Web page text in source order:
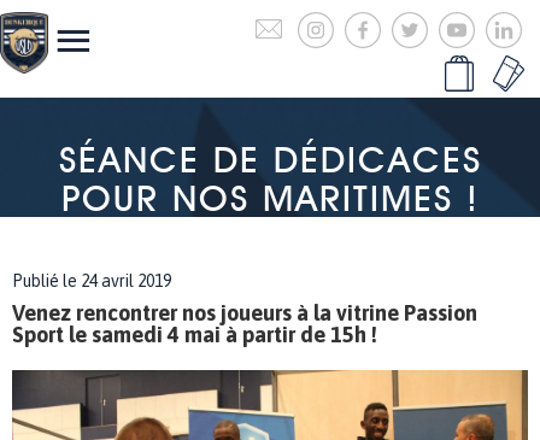
SÉANCE DE DÉDICACES
POUR NOS MARITIMES !
Publié le 24 avril 2019
Venez rencontrer nos joueurs à la vitrine Passion
Sport le samedi 4 mai à partir de 15h !